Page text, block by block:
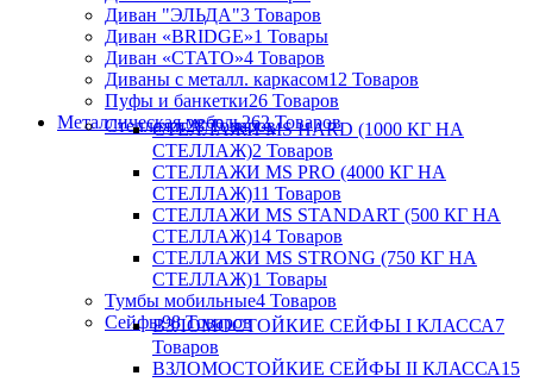
Диван "ЭЛЬДА"3 Товаров
Диван «BRIDGE»1 Товары
Диван «СТАТО»4 Товаров
Диваны с металл. каркасом12 Товаров
Пуфы и банкетки26 Товаров
Металлическая мебель262 Товаров
Стеллажи28 Товаров
СТЕЛЛАЖИ MS HARD (1000 КГ НА
СТЕЛЛАЖ)2 Товаров
СТЕЛЛАЖИ MS PRO (4000 КГ НА
СТЕЛЛАЖ)11 Товаров
СТЕЛЛАЖИ MS STANDART (500 КГ НА
СТЕЛЛАЖ)14 Товаров
СТЕЛЛАЖИ MS STRONG (750 КГ НА
СТЕЛЛАЖ)1 Товары
Тумбы мобильные4 Товаров
Сейфы98 Товаров
ВЗЛОМОСТОЙКИЕ СЕЙФЫ I КЛАССА7
Товаров
ВЗЛОМОСТОЙКИЕ СЕЙФЫ II КЛАССА15